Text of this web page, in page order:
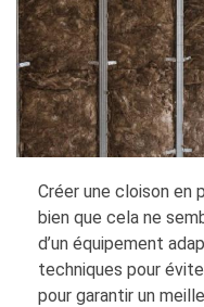
Créer une cloison en
bien que cela ne
d’un équipement
techniques pour
pour garantir un